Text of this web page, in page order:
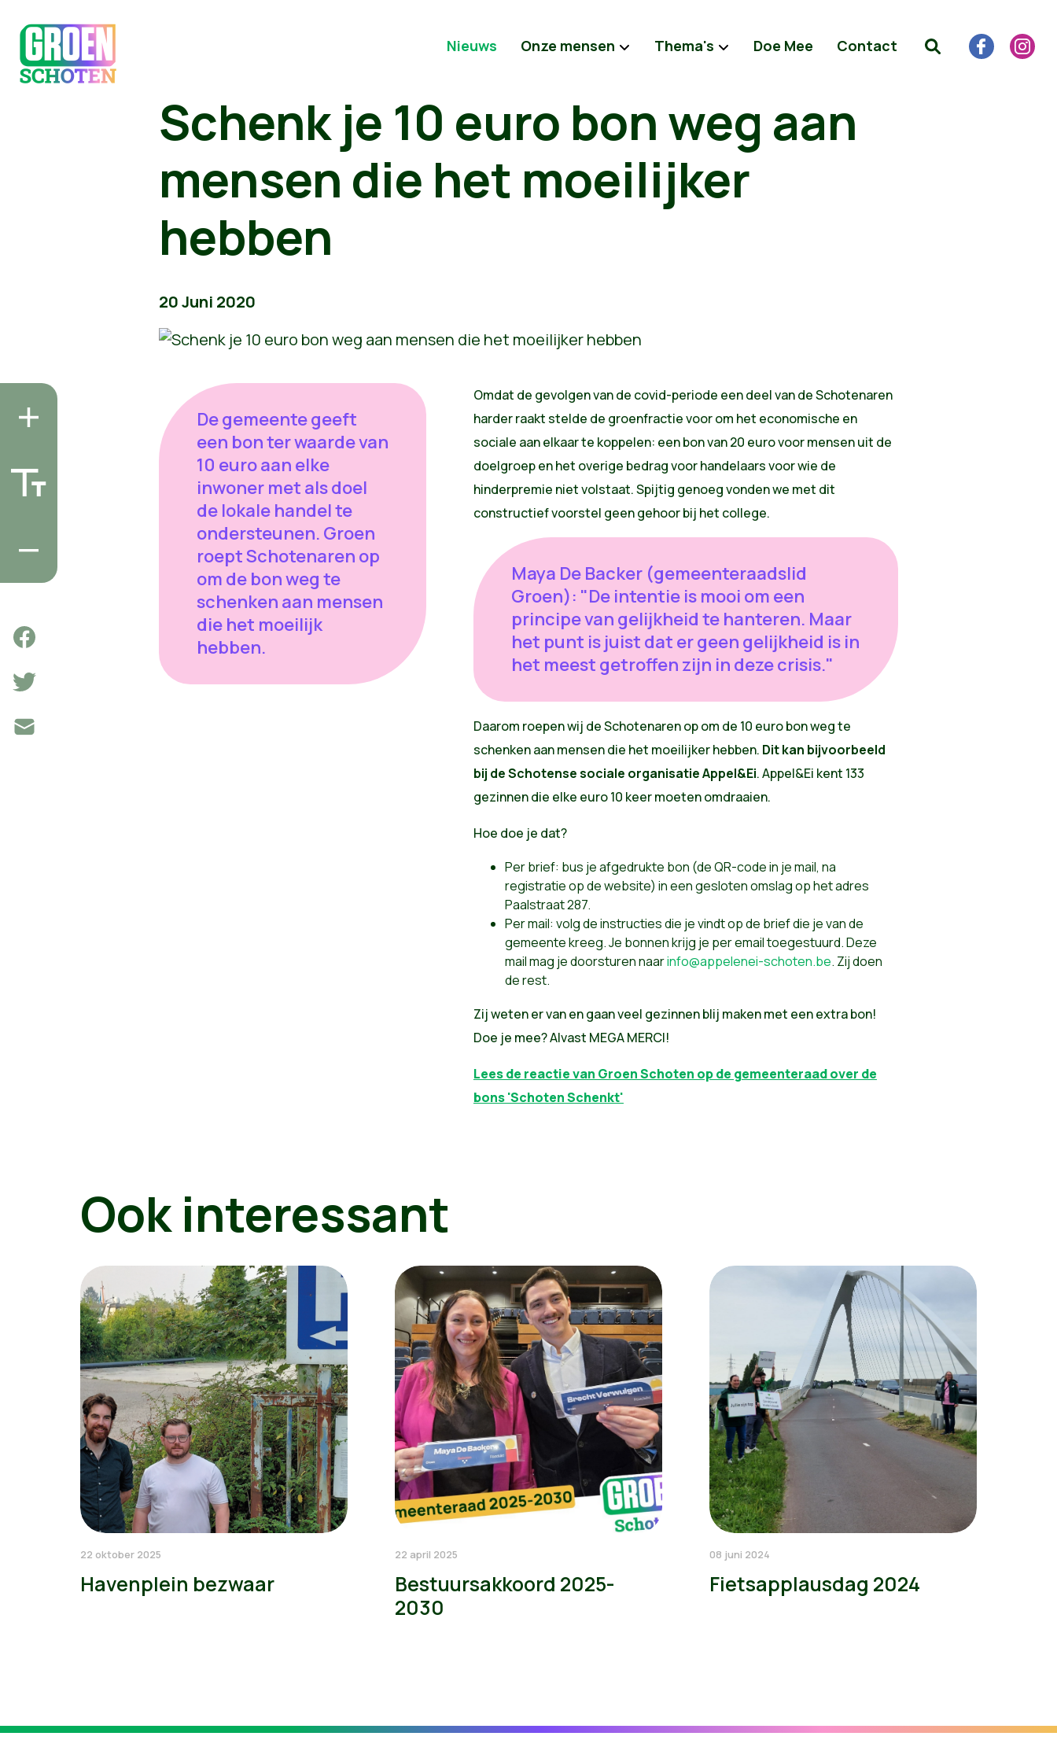
Nieuws Onze mensen Thema's Doe Mee Contact
Schenk je 10 euro bon weg aan
mensen die het moeilijker
hebben
20 Juni 2020
De gemeente geeft
een bon ter waarde van
10 euro aan elke
inwoner met als doel
de lokale handel te
ondersteunen. Groen
roept Schotenaren op
om de bon weg te
schenken aan mensen
die het moeilijk
hebben.
Omdat de gevolgen van de covid-periode een deel van de Schotenaren
harder raakt stelde de groenfractie voor om het economische en
sociale aan elkaar te koppelen: een bon van 20 euro voor mensen uit de
doelgroep en het overige bedrag voor handelaars voor wie de
hinderpremie niet volstaat. Spijtig genoeg vonden we met dit
constructief voorstel geen gehoor bij het college.
Maya De Backer (gemeenteraadslid
Groen): "De intentie is mooi om een
principe van gelijkheid te hanteren. Maar
het punt is juist dat er geen gelijkheid is in
het meest getroffen zijn in deze crisis."
Daarom roepen wij de Schotenaren op om de 10 euro bon weg te
schenken aan mensen die het moeilijker hebben. Dit kan bijvoorbeeld
bij de Schotense sociale organisatie Appel&Ei. Appel&Ei kent 133
gezinnen die elke euro 10 keer moeten omdraaien.
Hoe doe je dat?
Per brief: bus je afgedrukte bon (de QR-code in je mail, na
registratie op de website) in een gesloten omslag op het adres
Paalstraat 287.
Per mail: volg de instructies die je vindt op de brief die je van de
gemeente kreeg. Je bonnen krijg je per email toegestuurd. Deze
mail mag je doorsturen naarinfo@appelenei-schoten.be. Zij doen
de rest.
Zij weten er van en gaan veel gezinnen blij maken met een extra bon!
Doe je mee? Alvast MEGA MERCI!
Lees de reactie van Groen Schoten op de gemeenteraad over de
bons 'Schoten Schenkt'
Ook interessant
22 oktober 2025
Havenplein bezwaar
22 april 2025
Bestuursakkoord 2025-
2030
08 juni 2024
Fietsapplausdag 2024